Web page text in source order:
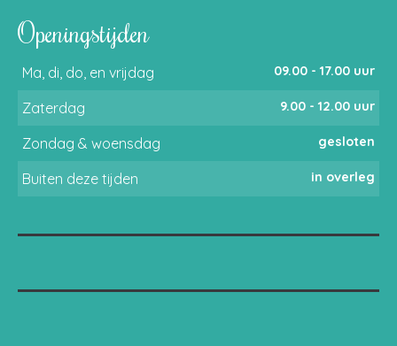
Openingstijden
Ma, di, do, en vrijdag 09.00 - 17.00 uur
Zaterdag 9.00 - 12.00 uur
Zondag & woensdag gesloten
Buiten deze tijden in overleg